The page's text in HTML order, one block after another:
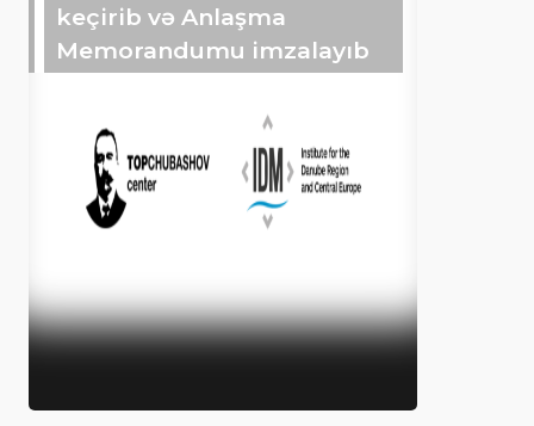
keçirib və Anlaşma
Memorandumu imzalayıb